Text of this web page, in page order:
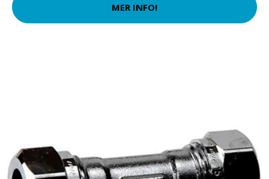
MER INFO!